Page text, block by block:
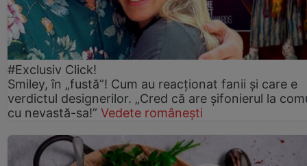
#Exclusiv Click!
Smiley, în „fustă”! Cum au reacționat fanii și care e
verdictul designerilor. „Cred că are șifonierul la
cu nevastă-sa!” Vedete românești